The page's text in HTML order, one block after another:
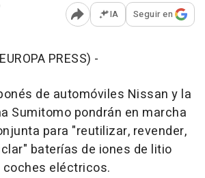
Abrir opciones para
IA Seguir en
PRESS) -
de automóviles Nissan y la
Sumitomo pondrán en marcha
para "reutilizar, revender,
baterías de iones de litio
eléctricos.